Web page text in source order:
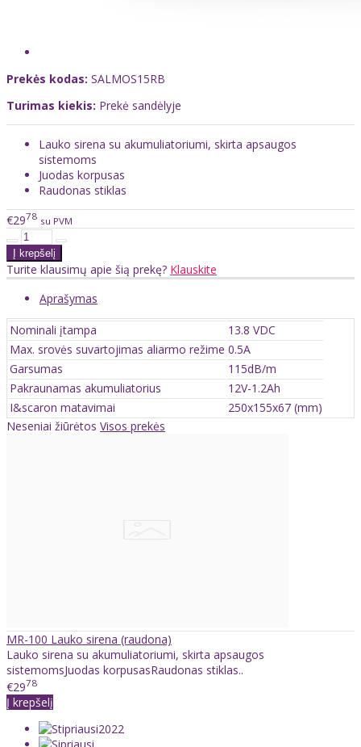
Prekės kodas: SALMOS15RB
Turimas kiekis: Prekė sandėlyje
Lauko sirena su akumuliatoriumi, skirta apsaugos
sistemoms
Juodas korpusas
Raudonas stiklas
€2978 su PVM
Turite klausimų apie šią prekę? Klauskite
Aprašymas
Nominali įtampa
13.8 VDC
Max. srovės suvartojimas aliarmo režime 0.5A
Garsumas
115dB/m
Pakraunamas akumuliatorius
12V-1.2Ah
I&scaron matavimai
250x155x67 (mm)
Neseniai žiūrėtos Visos prekės
MR-100 Lauko sirena (raudona)
Lauko sirena su akumuliatoriumi, skirta apsaugos
sistemomsJuodas korpusasRaudonas stiklas..
€2978
Į krepšelį